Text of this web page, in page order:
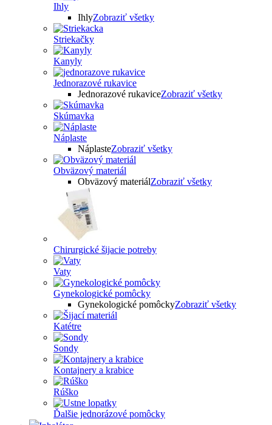
Ihly
IhlyZobraziť všetky
Striekačky
Kanyly
Jednorazové rukavice
Jednorazové rukaviceZobraziť všetky
Skúmavka
Náplaste
NáplasteZobraziť všetky
Obväzový materiál
Obväzový materiálZobraziť všetky
Chirurgické šijacie potreby
Vaty
Gynekologické pomôcky
Gynekologické pomôckyZobraziť všetky
Katétre
Sondy
Kontajnery a krabice
Rúško
Ďalšie jednorázové pomôcky